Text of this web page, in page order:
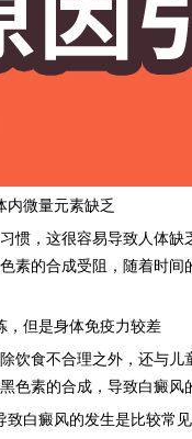
微量元素缺乏
，这很容易导致人体缺
素的合成受阻，随着时
但是身体免疫力较差
食不合理之外，还与儿
色素的合成，导致白癜风
白癜风的发生是比较常见